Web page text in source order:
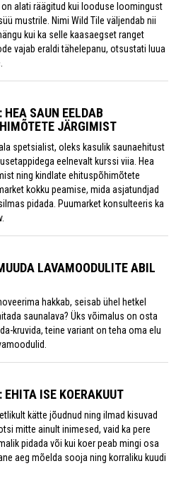
alati räägitud kui looduse loomingust
mustrile. Nimi Wild Tile väljendab nii
kui ka selle kaasaegset ranget
vajab eraldi tähelepanu, otsustati luua
SAUN EELDAB
JÄRGIMIST
spetsialist, oleks kasulik saunaehitust
eelnevalt kurssi viia. Hea
ning kindlate ehituspõhimõtete
kokku peamise, mida asjatundjad
pidada. Puumarket konsulteeris ka
LAVAMOODULITE ABIL
hakkab, seisab ühel hetkel
saunalava? Üks võimalus on osta
kruvida, teine variant on teha oma elu
ISE KOERAKUUT
kätte jõudnud ning ilmad kisuvad
mitte ainult inimesed, vaid ka pere
pidada või kui koer peab mingi osa
aeg mõelda sooja ning korraliku kuudi